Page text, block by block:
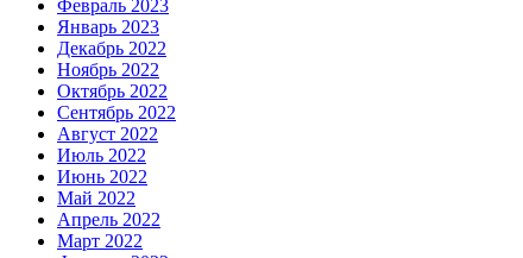
Февраль 2023
Январь 2023
Декабрь 2022
Ноябрь 2022
Октябрь 2022
Сентябрь 2022
Август 2022
Июль 2022
Июнь 2022
Май 2022
Апрель 2022
Март 2022